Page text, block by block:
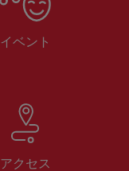
イベント
アクセス